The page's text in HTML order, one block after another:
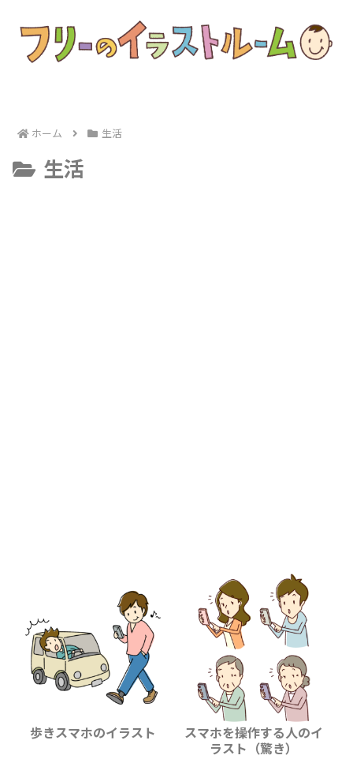
ホーム 生活
生活
歩きスマホのイラスト
スマホを操作する人のイ
ラスト（驚き）